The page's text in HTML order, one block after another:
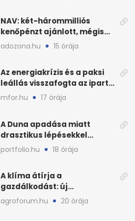
NAV: két-hárommilliós
kenőpénzt ajánlott, mégis
lefoglalták a hamis árut
adozona.hu 15 órája
Az energiakrízis és a paksi
leállás visszafogta az ipart,
nyáron kisebb a kár
mfor.hu 17 órája
A Duna apadása miatt
drasztikus lépésekkel
védenék a cernavodăi
atomerőművet
portfolio.hu 18 órája
A klíma átírja a
gazdálkodást: új
megoldásokat keres a
mezőgazdaság
agroforum.hu 20 órája